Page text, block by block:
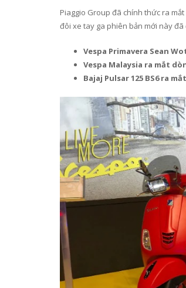
Piaggio Group đã chính thức ra
đôi xe tay ga phiên bản mới này
Vespa Primavera Sean
Vespa Malaysia ra mắt
Bajaj Pulsar 125 BS6 ra